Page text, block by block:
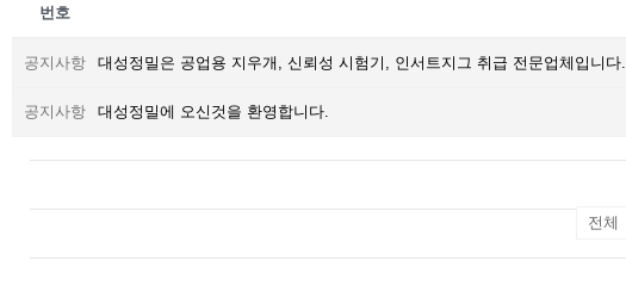
번호
공지사항 대성정밀은 공업용 지우개, 신뢰성 시험기, 인서트지그 취급 전문업체입니다.
공지사항 대성정밀에 오신것을 환영합니다.